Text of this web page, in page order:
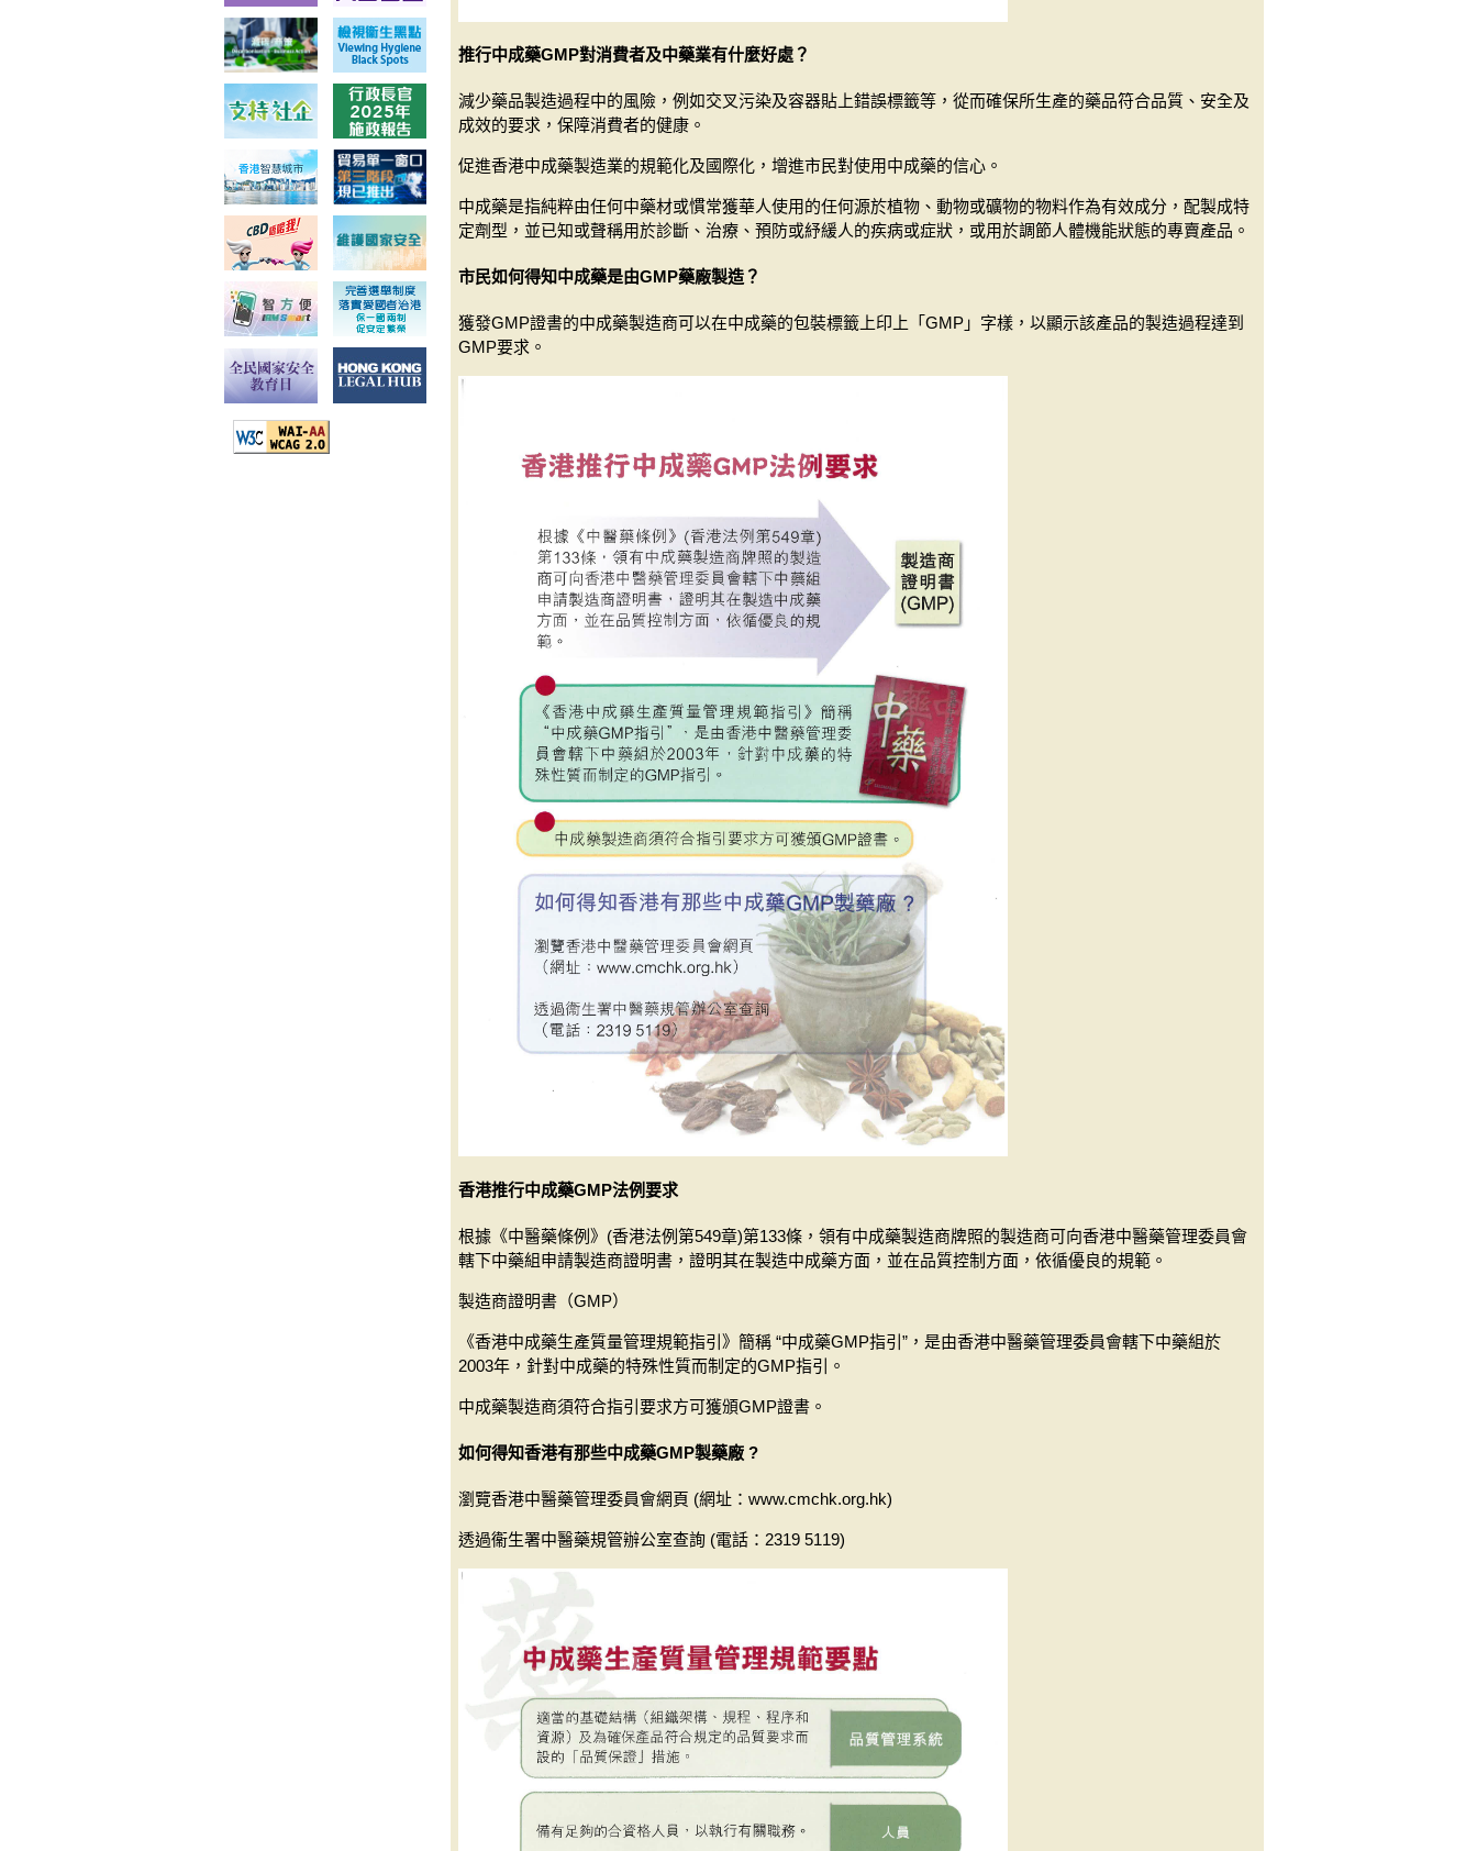
推行中成藥GMP對消費者及中藥業有什麼好處？
減少藥品製造過程中的風險，例如交叉污染及容器貼上錯誤標籤等，從而確保所生產的藥品符合品質、安全及
成效的要求，保障消費者的健康。
促進香港中成藥製造業的規範化及國際化，增進市民對使用中成藥的信心。
中成藥是指純粹由任何中藥材或慣常獲華人使用的任何源於植物、動物或礦物的物料作為有效成分，配製成特
定劑型，並已知或聲稱用於診斷、治療、預防或紓緩人的疾病或症狀，或用於調節人體機能狀態的專賣產品。
市民如何得知中成藥是由GMP藥廠製造？
獲發GMP證書的中成藥製造商可以在中成藥的包裝標籤上印上「GMP」字樣，以顯示該產品的製造過程達到
GMP要求。
香港推行中成藥GMP法例要求
根據《中醫藥條例》(香港法例第549章)第133條，領有中成藥製造商牌照的製造商可向香港中醫藥管理委員會
轄下中藥組申請製造商證明書，證明其在製造中成藥方面，並在品質控制方面，依循優良的規範。
製造商證明書（GMP）
《香港中成藥生產質量管理規範指引》簡稱 “中成藥GMP指引”，是由香港中醫藥管理委員會轄下中藥組於
2003年，針對中成藥的特殊性質而制定的GMP指引。
中成藥製造商須符合指引要求方可獲頒GMP證書。
如何得知香港有那些中成藥GMP製藥廠 ?
瀏覽香港中醫藥管理委員會網頁 (網址：www.cmchk.org.hk)
透過衞生署中醫藥規管辦公室查詢 (電話：2319 5119)